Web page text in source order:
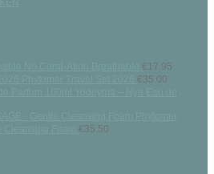
€17.95
€35.00
€35.50